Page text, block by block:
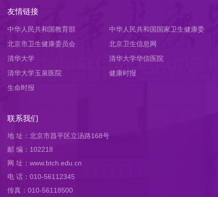
友情链接
中华人民共和国教育部
中华人民共和国国家卫生健康委
员会
北京市卫生健康委员会
北京卫生信息网
清华大学
清华大学华信医院
清华大学玉泉医院
健康时报
生命时报
联系我们
地 址：北京市昌平区立汤路168号
邮 编：102218
网 址：www.btch.edu.cn
电 话：010-56112345
传真：010-56118500